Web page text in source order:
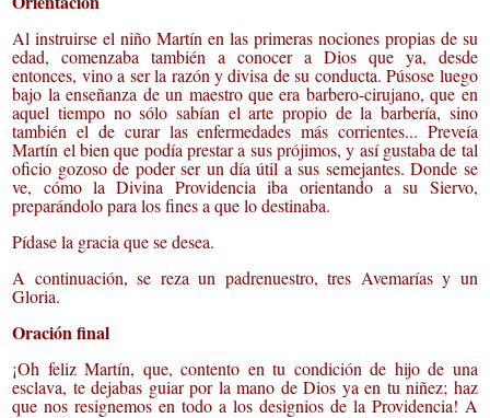
Al instruirse el niño Martín en las primeras nociones propias de su
edad, comenzaba también a conocer a Dios que ya, desde
entonces, vino a ser la razón y divisa de su conducta. Púsose luego
bajo la enseñanza de un maestro que era barbero-cirujano, que en
aquel tiempo no sólo sabían el arte propio de la barbería, sino
también el de curar las enfermedades más corrientes... Preveía
Martín el bien que podía prestar a sus prójimos, y así gustaba de tal
oficio gozoso de poder ser un día útil a sus semejantes. Donde se
ve, cómo la Divina Providencia iba orientando a su Siervo,
preparándolo para los fines a que lo destinaba.
Pídase la gracia que se desea.
A continuación, se reza un padrenuestro, tres Avemarías y un
Gloria.
Oración final
¡Oh feliz Martín, que, contento en tu condición de hijo de una
esclava, te dejabas guiar por la mano de Dios ya en tu niñez; haz
que nos resignemos en todo a los designios de la Providencia! A